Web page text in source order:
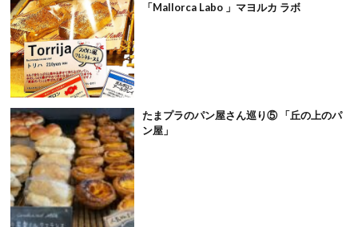
「Mallorca Labo 」マヨルカ ラボ
たまプラのパン屋さん巡り⑤ 「丘の上のパ
ン屋」